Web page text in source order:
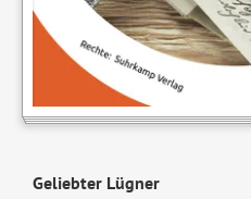
Geliebter Lügner